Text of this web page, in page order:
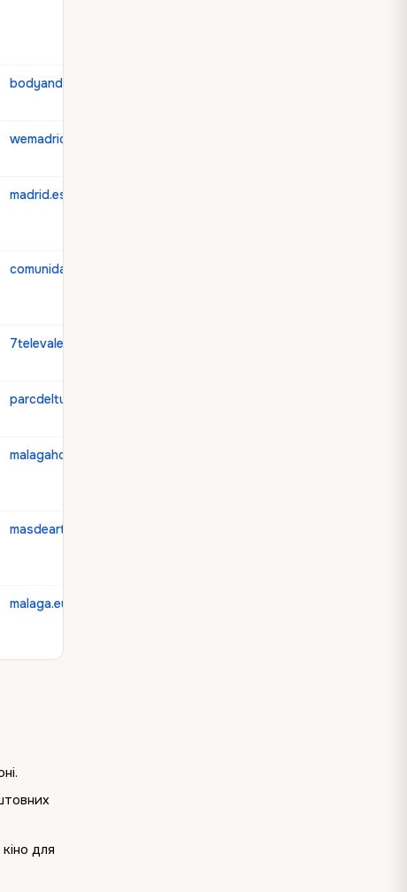
bodyandsoulinternational.com
wemadrid.es
madrid.es
comunidad.madrid
7televalencia.com
parcdelturia.es
malagahoy.es
masdearte.com
malaga.eu
для